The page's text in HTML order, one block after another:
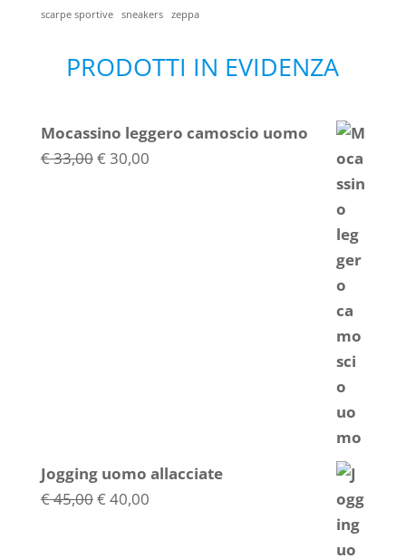
scarpe sportive sneakers zeppa
PRODOTTI IN EVIDENZA
Mocassino leggero camoscio uomo
€33,00Il
€ 30,00Il
Jogging uomo allacciate
€45,00Il
€ 40,00Il